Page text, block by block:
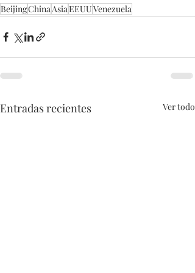
BeijingChina AsiaEEUUVenezuela
Entradas recientes Ver todo